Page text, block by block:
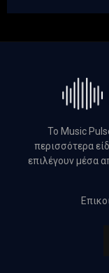
Το Music
περισσότερα
επιλέγουν μέσα